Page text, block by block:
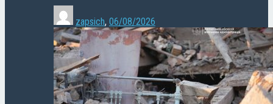
zapsich, 06/08/2026